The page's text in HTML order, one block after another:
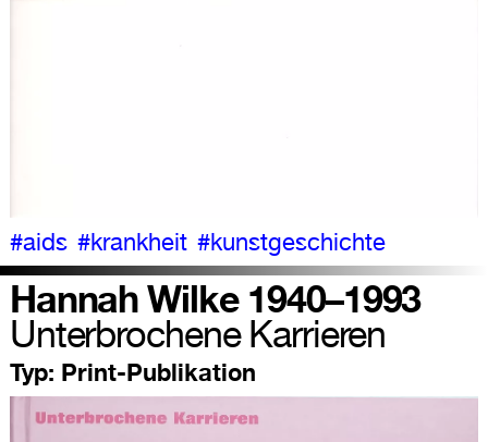
#aids #krankheit #kunstgeschichte
Hannah Wilke 1940–1993
Unterbrochene Karrieren
Typ: Print-Publikation